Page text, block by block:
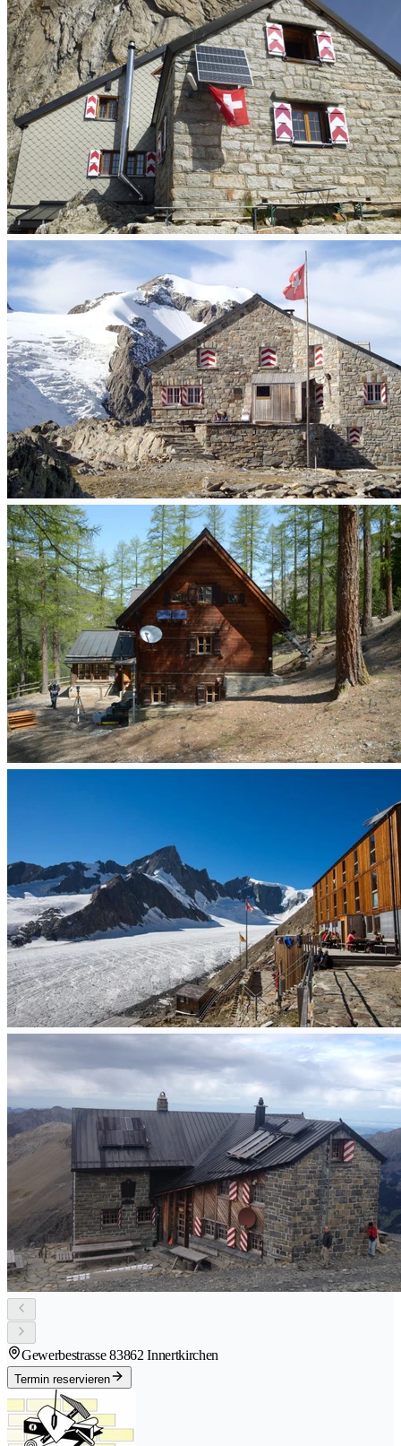
Gewerbestrasse 83862 Innertkirchen
Termin reservieren